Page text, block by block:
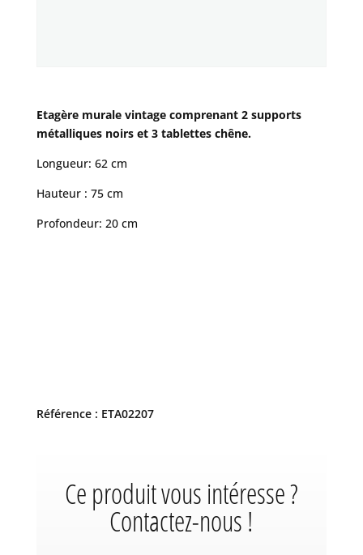
Etagère murale vintage comprenant 2 supports
métalliques noirs et 3 tablettes chêne.
Longueur: 62 cm
Hauteur : 75 cm
Profondeur: 20 cm
Référence : ETA02207
Ce produit vous intéresse ?
Contactez-nous !